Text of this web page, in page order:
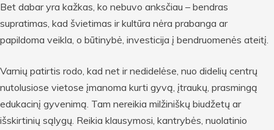
Bet dabar yra kažkas, ko nebuvo anksčiau – bendras
supratimas, kad švietimas ir kultūra nėra prabanga ar
papildoma veikla, o būtinybė, investicija į bendruomenės ateitį.
Varnių patirtis rodo, kad net ir nedidelėse, nuo didelių centrų
nutolusiose vietose įmanoma kurti gyvą, įtraukų, prasmingą
edukacinį gyvenimą. Tam nereikia milžiniškų biudžetų ar
išskirtinių sąlygų. Reikia klausymosi, kantrybės, nuolatinio